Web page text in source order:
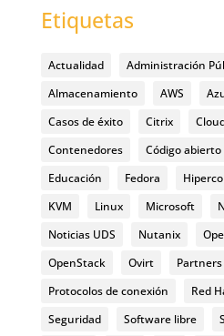
Etiquetas
Actualidad
Administración
Almacenamiento
AWS
Casos de éxito
Citrix
Contenedores
Código abierto
Educación
Fedora
KVM
Linux Microsoft
Noticias UDS
Nutanix
OpenStack
Ovirt Partners
Protocolos de conexión
Red
Seguridad
Software libre